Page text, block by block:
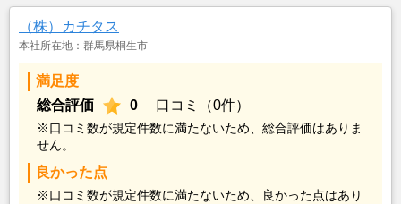
も空き家の状態で不動産を残しておけないと考えて売却
を決めた。
（株）カチタス
本社所在地：群馬県桐生市
満足度
総合評価
0 口コミ（0件）
※口コミ数が規定件数に満たないため、総合評価はありま
せん。
良かった点
※口コミ数が規定件数に満たないため、良かった点はあり